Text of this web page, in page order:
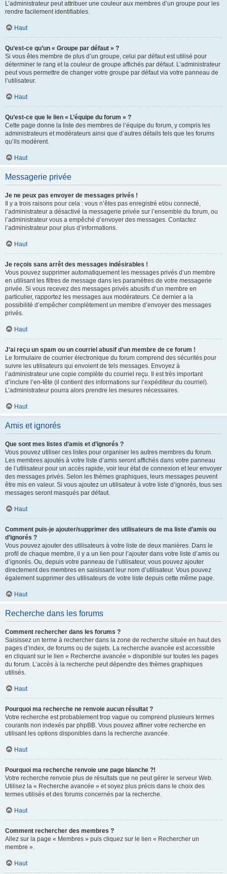
L’administrateur peut attribuer une couleur aux membres d’un groupe pour les
rendre facilement identifiables.
Haut
Qu’est-ce qu’un « Groupe par défaut » ?
Si vous êtes membre de plus d’un groupe, celui par défaut est utilisé pour
déterminer le rang et la couleur de groupe affichés par défaut. L’administrateur
peut vous permettre de changer votre groupe par défaut via votre panneau de
l’utilisateur.
Haut
Qu’est-ce que le lien « L’équipe du forum » ?
Cette page donne la liste des membres de l’équipe du forum, y compris les
administrateurs et modérateurs ainsi que d’autres détails tels que les forums
qu’ils modèrent.
Haut
Messagerie privée
Je ne peux pas envoyer de messages privés !
Il y a trois raisons pour cela : vous n’êtes pas enregistré et/ou connecté,
l’administrateur a désactivé la messagerie privée sur l’ensemble du forum, ou
l’administrateur vous a empêché d’envoyer des messages. Contactez
l’administrateur pour plus d’informations.
Haut
Je reçois sans arrêt des messages indésirables !
Vous pouvez supprimer automatiquement les messages privés d’un membre
en utilisant les filtres de message dans les paramètres de votre messagerie
privée. Si vous recevez des messages privés abusifs d’un membre en
particulier, rapportez les messages aux modérateurs. Ce dernier a la
possibilité d’empêcher complètement un membre d’envoyer des messages
privés.
Haut
J’ai reçu un spam ou un courriel abusif d’un membre de ce forum !
Le formulaire de courrier électronique du forum comprend des sécurités pour
suivre les utilisateurs qui envoient de tels messages. Envoyez à
l’administrateur une copie complète du courriel reçu. Il est très important
d’inclure l’en-tête (il contient des informations sur l’expéditeur du courriel).
L’administrateur pourra alors prendre les mesures nécessaires.
Haut
Amis et ignorés
Que sont mes listes d’amis et d’ignorés ?
Vous pouvez utiliser ces listes pour organiser les autres membres du forum.
Les membres ajoutés à votre liste d’amis seront affichés dans votre panneau
de l’utilisateur pour un accès rapide, voir leur état de connexion et leur envoyer
des messages privés. Selon les thèmes graphiques, leurs messages peuvent
être mis en valeur. Si vous ajoutez un utilisateur à votre liste d’ignorés, tous ses
messages seront masqués par défaut.
Haut
Comment puis-je ajouter/supprimer des utilisateurs de ma liste d’amis ou
d’ignorés ?
Vous pouvez ajouter des utilisateurs à votre liste de deux manières. Dans le
profil de chaque membre, il y a un lien pour l’ajouter dans votre liste d’amis ou
d’ignorés. Ou, depuis votre panneau de l’utilisateur, vous pouvez ajouter
directement des membres en saisissant leur nom d’utilisateur. Vous pouvez
également supprimer des utilisateurs de votre liste depuis cette même page.
Haut
Recherche dans les forums
Comment rechercher dans les forums ?
Saisissez un terme à rechercher dans la zone de recherche située en haut des
pages d’index, de forums ou de sujets. La recherche avancée est accessible
en cliquant sur le lien « Recherche avancée » disponible sur toutes les pages
du forum. L’accès à la recherche peut dépendre des thèmes graphiques
utilisés.
Haut
Pourquoi ma recherche ne renvoie aucun résultat ?
Votre recherche est probablement trop vague ou comprend plusieurs termes
courants non indexés par phpBB. Vous pouvez affiner votre recherche en
utilisant les options disponibles dans la recherche avancée.
Haut
Pourquoi ma recherche renvoie une page blanche ?!
Votre recherche renvoie plus de résultats que ne peut gérer le serveur Web.
Utilisez la « Recherche avancée » et soyez plus précis dans le choix des
termes utilisés et des forums concernés par la recherche.
Haut
Comment rechercher des membres ?
Allez sur la page « Membres » puis cliquez sur le lien « Rechercher un
membre ».
Haut